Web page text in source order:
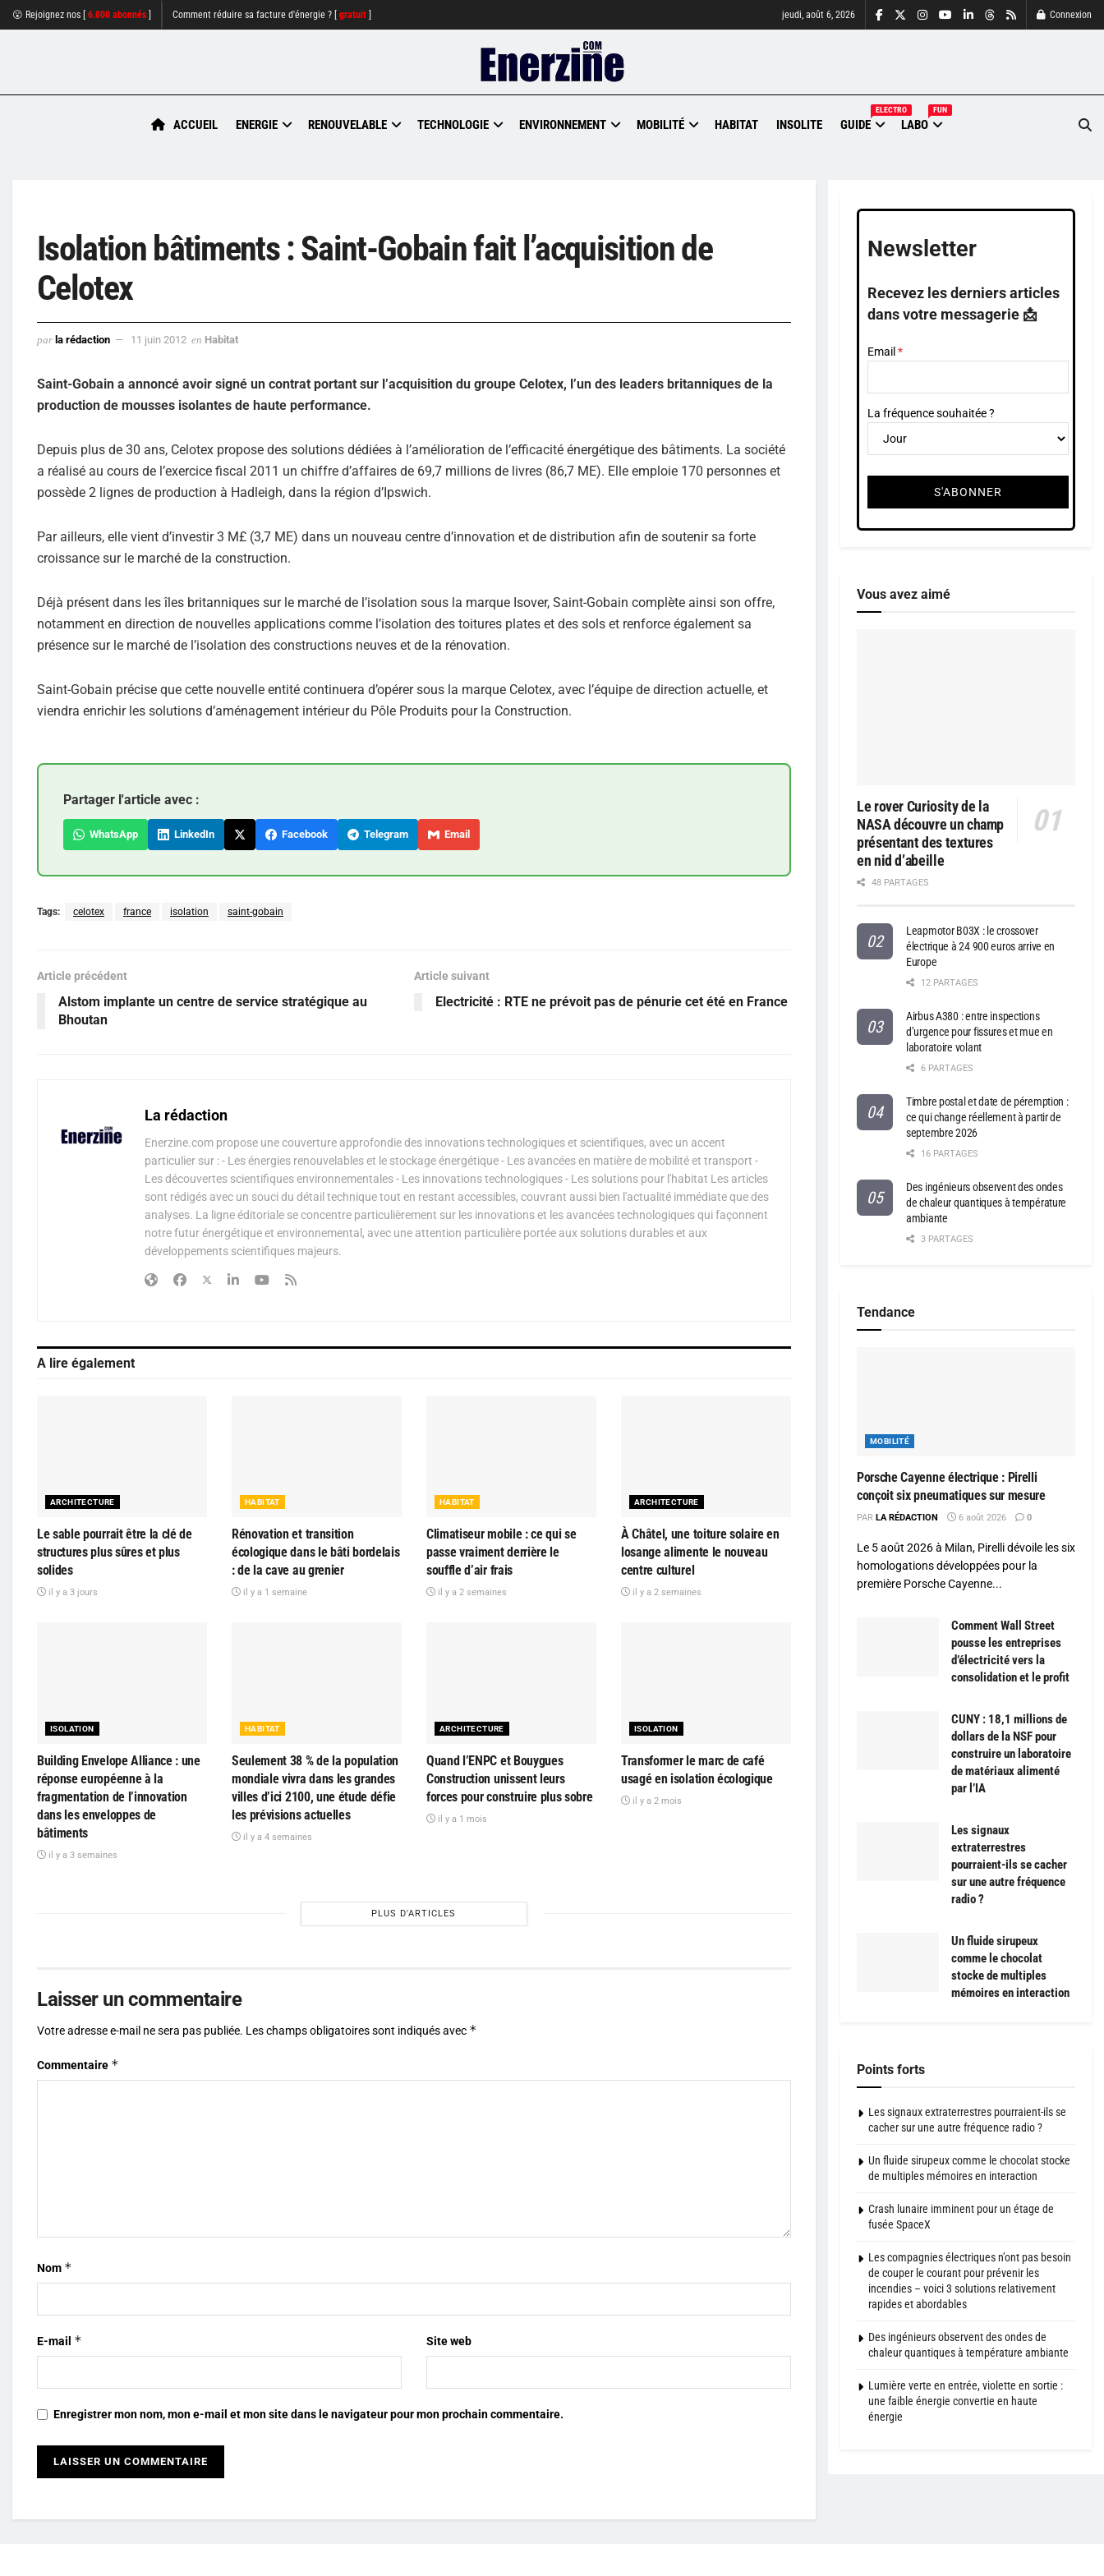
😮 Rejoignez nos [ 6.000 abonnés Comment réduire sa facture d'énergie ? [ gratuit jeudi, août 6, 2026 Connexion
ACCUEIL ENERGIE RENOUVELABLE TECHNOLOGIE ENVIRONNEMENT MOBILITÉ HABITAT INSOLITE GUIDE
ELECTRO
LABO
FUN
Isolation bâtiments : Saint-Gobain fait l’acquisition de
Celotex
par la rédaction 11 juin 2012 en Habitat
Saint-Gobain a annoncé avoir signé un contrat portant sur l’acquisition du groupe Celotex, l’un des leaders britanniques de la
production de mousses isolantes de haute performance.
Depuis plus de 30 ans, Celotex propose des solutions dédiées à l’amélioration de l’efficacité énergétique des bâtiments. La société
a réalisé au cours de l’exercice fiscal 2011 un chiffre d’affaires de 69,7 millions de livres (86,7 ME). Elle emploie 170 personnes et
possède 2 lignes de production à Hadleigh, dans la région d’Ipswich.
Par ailleurs, elle vient d’investir 3 M£ (3,7 ME) dans un nouveau centre d’innovation et de distribution afin de soutenir sa forte
croissance sur le marché de la construction.
Déjà présent dans les îles britanniques sur le marché de l’isolation sous la marque Isover, Saint-Gobain complète ainsi son offre,
notamment en direction de nouvelles applications comme l’isolation des toitures plates et des sols et renforce également sa
présence sur le marché de l’isolation des constructions neuves et de la rénovation.
Saint-Gobain précise que cette nouvelle entité continuera d’opérer sous la marque Celotex, avec l’équipe de direction actuelle, et
viendra enrichir les solutions d’aménagement intérieur du Pôle Produits pour la Construction.
Partager l'article avec :
WhatsApp LinkedIn Facebook Telegram Email
Tags: celotex france isolation saint-gobain
Article précédent
Alstom implante un centre de service stratégique au
Bhoutan
Article suivant
Electricité : RTE ne prévoit pas de pénurie cet été en France
La rédaction
Enerzine.com propose une couverture approfondie des innovations technologiques et scientifiques, avec un accent
particulier sur : - Les énergies renouvelables et le stockage énergétique - Les avancées en matière de mobilité et transport -
Les découvertes scientifiques environnementales - Les innovations technologiques - Les solutions pour l'habitat Les articles
sont rédigés avec un souci du détail technique tout en restant accessibles, couvrant aussi bien l'actualité immédiate que des
analyses. La ligne éditoriale se concentre particulièrement sur les innovations et les avancées technologiques qui façonnent
notre futur énergétique et environnemental, avec une attention particulière portée aux solutions durables et aux
développements scientifiques majeurs.
A lire également
ARCHITECTURE
Le sable pourrait être la clé de
structures plus sûres et plus
solides
il y a 3 jours
HABITAT
Rénovation et transition
écologique dans le bâti bordelais
: de la cave au grenier
il y a 1 semaine
HABITAT
Climatiseur mobile : ce qui se
passe vraiment derrière le
souffle d’air frais
il y a 2 semaines
ARCHITECTURE
À Châtel, une toiture solaire en
losange alimente le nouveau
centre culturel
il y a 2 semaines
ISOLATION
Building Envelope Alliance : une
réponse européenne à la
fragmentation de l’innovation
dans les enveloppes de
bâtiments
il y a 3 semaines
HABITAT
Seulement 38 % de la population
mondiale vivra dans les grandes
villes d’ici 2100, une étude défie
les prévisions actuelles
il y a 4 semaines
ARCHITECTURE
Quand l’ENPC et Bouygues
Construction unissent leurs
forces pour construire plus sobre
il y a 1 mois
ISOLATION
Transformer le marc de café
usagé en isolation écologique
il y a 2 mois
PLUS D'ARTICLES
Laisser un commentaire
Votre adresse e-mail ne sera pas publiée. Les champs obligatoires sont indiqués avec *
Commentaire *
Nom *
E-mail * Site web
Enregistrer mon nom, mon e-mail et mon site dans le navigateur pour mon prochain commentaire.
Newsletter
Recevez les derniers articles
dans votre messagerie 📩
Email
La fréquence souhaitée ?
Vous avez aimé
Le rover Curiosity de la
NASA découvre un champ
présentant des textures
en nid d’abeille
48 PARTAGES
Leapmotor B03X : le crossover
électrique à 24 900 euros arrive en
Europe
12 PARTAGES
Airbus A380 : entre inspections
d’urgence pour fissures et mue en
laboratoire volant
6 PARTAGES
Timbre postal et date de péremption :
ce qui change réellement à partir de
septembre 2026
16 PARTAGES
Des ingénieurs observent des ondes
de chaleur quantiques à température
ambiante
3 PARTAGES
Tendance
MOBILITÉ
Porsche Cayenne électrique : Pirelli
conçoit six pneumatiques sur mesure
PAR LA RÉDACTION 6 août 2026 0
Le 5 août 2026 à Milan, Pirelli dévoile les six
homologations développées pour la
première Porsche Cayenne...
Comment Wall Street
pousse les entreprises
d’électricité vers la
consolidation et le profit
CUNY : 18,1 millions de
dollars de la NSF pour
construire un laboratoire
de matériaux alimenté
par l’IA
Les signaux
extraterrestres
pourraient-ils se cacher
sur une autre fréquence
radio ?
Un fluide sirupeux
comme le chocolat
stocke de multiples
mémoires en interaction
Points forts
Les signaux extraterrestres pourraient-ils se
cacher sur une autre fréquence radio ?
Un fluide sirupeux comme le chocolat stocke
de multiples mémoires en interaction
Crash lunaire imminent pour un étage de
fusée SpaceX
Les compagnies électriques n’ont pas besoin
de couper le courant pour prévenir les
incendies – voici 3 solutions relativement
rapides et abordables
Des ingénieurs observent des ondes de
chaleur quantiques à température ambiante
Lumière verte en entrée, violette en sortie :
une faible énergie convertie en haute
énergie